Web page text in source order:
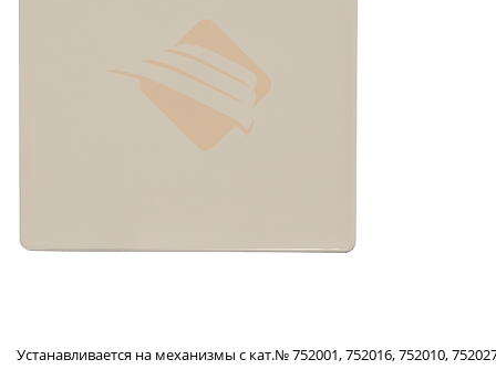
Устанавливается на механизмы с кат.№ 752001, 752016, 752010,